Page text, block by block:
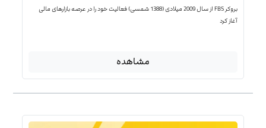
بروکر FBS از سال 2009 میلادی (1388 شمسی) فعالیت خود را در عرصه بازارهای مالی
آغاز کرد
مشاهده